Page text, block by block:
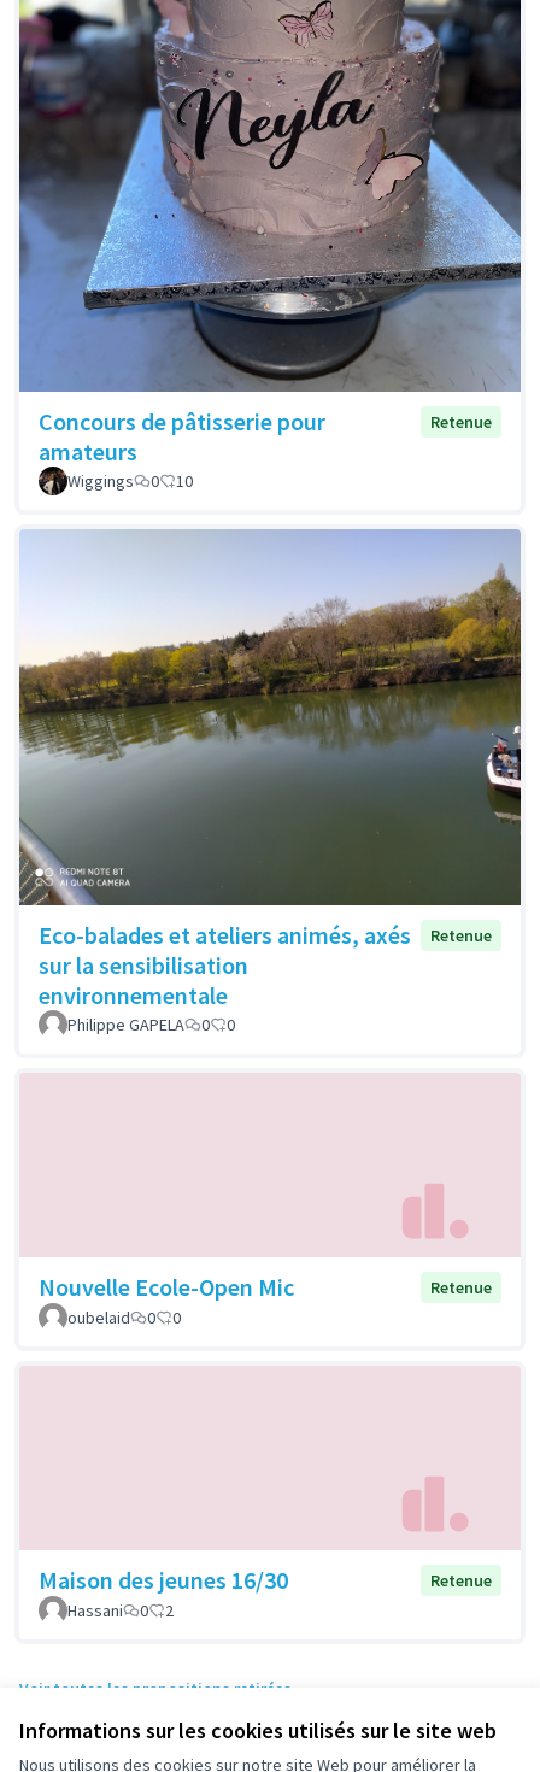
Informations sur les cookies utilisés sur le site web
Nous utilisons des cookies sur notre site Web pour améliorer la
Concours de pâtisserie pour
amateurs
Retenue
Wiggings 0 10
Eco-balades et ateliers animés, axés
sur la sensibilisation
environnementale
Retenue
Philippe GAPELA 0 0
Nouvelle Ecole-Open Mic
Retenue
oubelaid
0 0
Maison des jeunes 16/30
Retenue
Hassani
0 2
Voir toutes les propositions retirées